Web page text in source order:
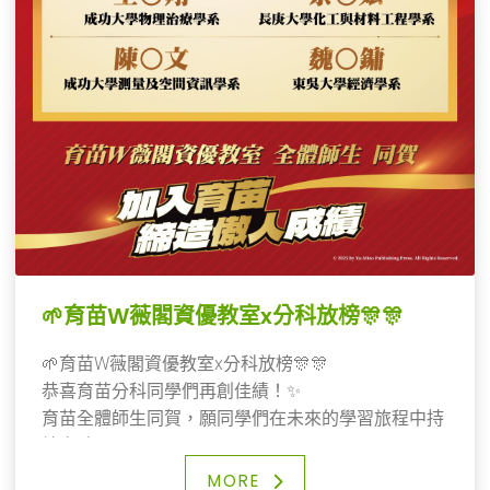
🌱育苗W薇閣資優教室x分科放榜🎊🎊
🌱育苗W薇閣資優教室x分科放榜🎊🎊
恭喜育苗分科同學們再創佳績！✨
育苗全體師生同賀，願同學們在未來的學習旅程中持
贏得更多耀眼的榮耀篇章！🌟
MORE